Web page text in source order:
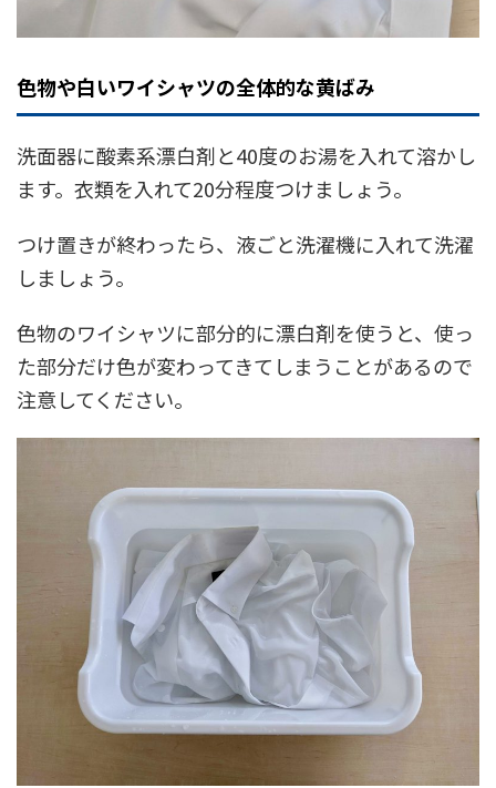
色物や白いワイシャツの全体的な黄ばみ
洗面器に酸素系漂白剤と40度のお湯を入れて溶かし
ます。衣類を入れて20分程度つけましょう。
つけ置きが終わったら、液ごと洗濯機に入れて洗濯
しましょう。
色物のワイシャツに部分的に漂白剤を使うと、使っ
た部分だけ色が変わってきてしまうことがあるので
注意してください。